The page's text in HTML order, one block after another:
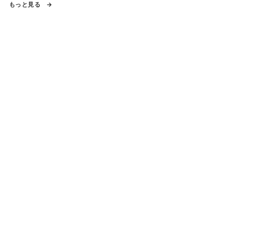
もっと見る